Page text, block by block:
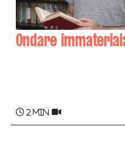
Ondare
2 min